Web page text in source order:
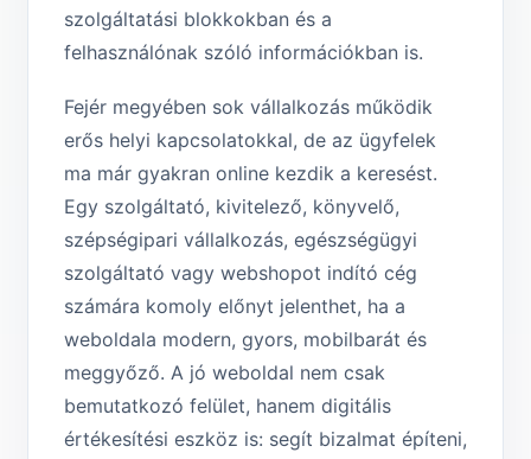
szolgáltatási blokkokban és a
felhasználónak szóló információkban is.
Fejér megyében sok vállalkozás működik
erős helyi kapcsolatokkal, de az ügyfelek
ma már gyakran online kezdik a keresést.
Egy szolgáltató, kivitelező, könyvelő,
szépségipari vállalkozás, egészségügyi
szolgáltató vagy webshopot indító cég
számára komoly előnyt jelenthet, ha a
weboldala modern, gyors, mobilbarát és
meggyőző. A jó weboldal nem csak
bemutatkozó felület, hanem digitális
értékesítési eszköz is: segít bizalmat építeni,